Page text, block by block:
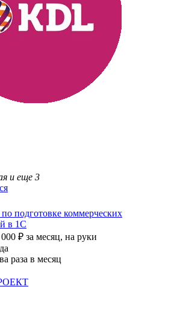
и еще 3
подготовке коммерческих
в 1С
₽ за месяц, на руки
раза в месяц